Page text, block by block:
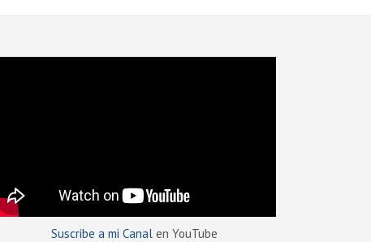
Suscribe a mi Canalen YouTube